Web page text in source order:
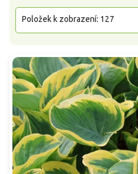
Položek k zobrazení: 127